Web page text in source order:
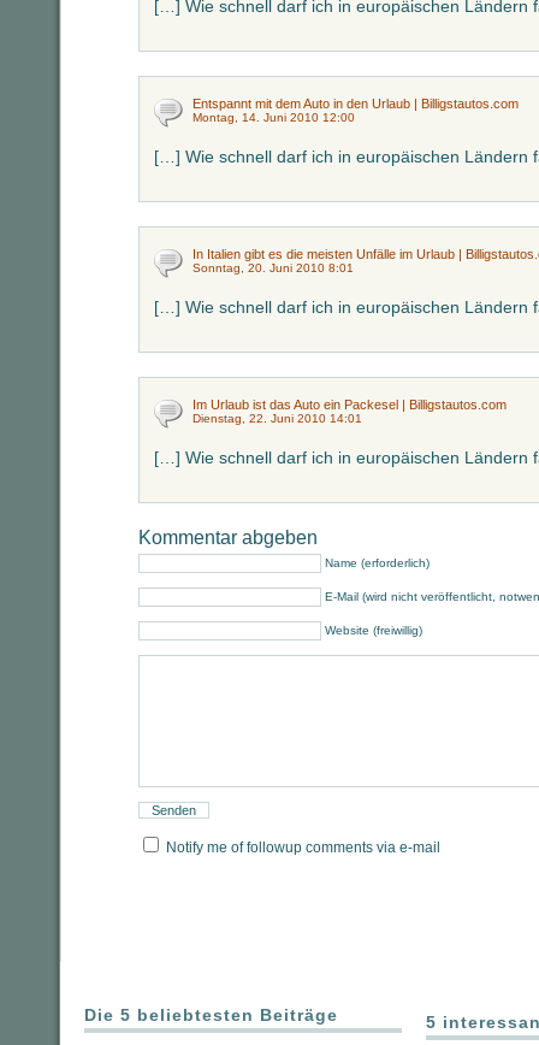
[…] Wie schnell darf ich in europäischen Ländern
Entspannt mit dem Auto in den Urlaub | Billigstautos.com
Montag, 14. Juni 2010 12:00
[…] Wie schnell darf ich in europäischen Ländern
In Italien gibt es die meisten Unfälle im Urlaub |
Sonntag, 20. Juni 2010 8:01
[…] Wie schnell darf ich in europäischen Ländern
Im Urlaub ist das Auto ein Packesel | Billigstautos.com
Dienstag, 22. Juni 2010 14:01
[…] Wie schnell darf ich in europäischen Ländern
Kommentar abgeben
Name (erforderlich)
E-Mail (wird nicht veröffentlicht,
Website (freiwillig)
Notify me of followup comments via e-mail
Die 5 beliebtesten Beiträge 5